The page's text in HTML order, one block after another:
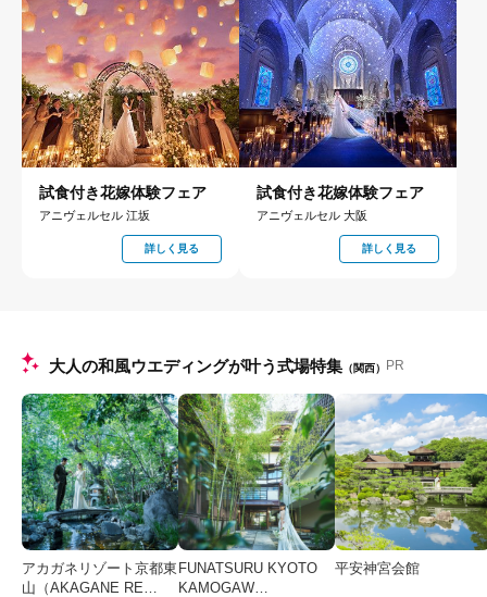
試食付き花嫁体験フェア
アニヴェルセル 江坂
詳しく見る
試食付き花嫁体験フェア
アニヴェルセル 大阪
詳しく見る
大人の和風ウエディングが叶う式場特集 （関西） PR
アカガネリゾート京都東
山（AKAGANE RE…
FUNATSURU KYOTO
KAMOGAW…
平安神宮会館